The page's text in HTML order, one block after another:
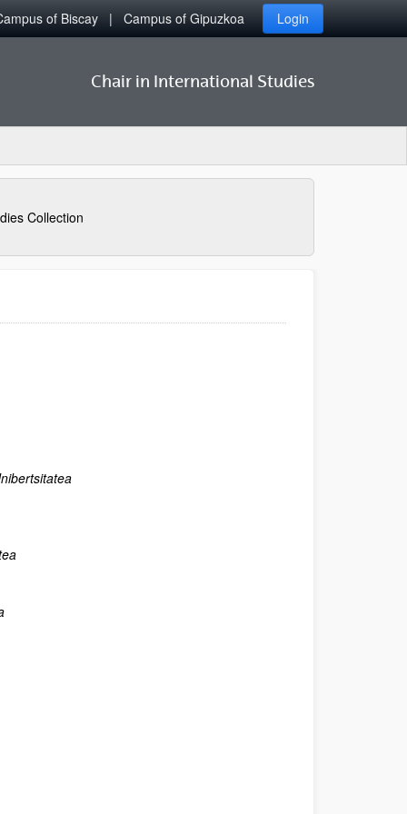
of Biscay Campus of Gipuzkoa Login
Chair in International Studies
Collection